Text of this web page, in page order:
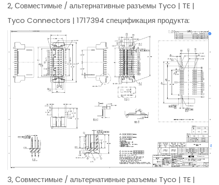
2, Совместимые / альтернативные разъемы Tyco | TE |
Tyco Connectors | 1717394 спецификация продукта:
3, Совместимые / альтернативные разъемы Tyco | TE |